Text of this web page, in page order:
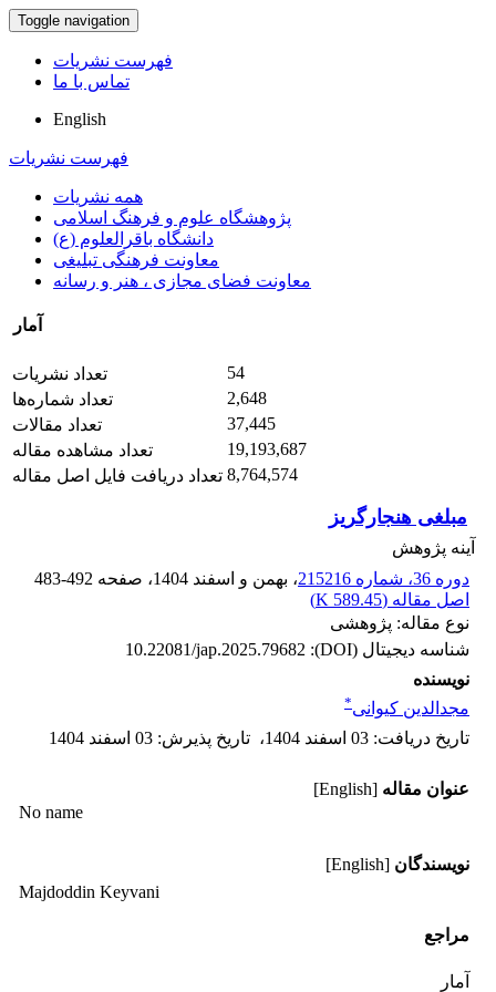
Toggle navigation
فهرست نشریات
تماس با ما
English
فهرست نشریات
همه نشریات
پژوهشگاه علوم و فرهنگ اسلامی
دانشگاه باقرالعلوم (ع)
معاونت فرهنگی تبلیغی
معاونت فضای مجازی ، هنر و رسانه
آمار
تعداد نشریات
54
تعداد شماره‌ها
2,648
تعداد مقالات
37,445
تعداد مشاهده مقاله
19,193,687
تعداد دریافت فایل اصل مقاله 8,764,574
مبلغی هنجارگریز
آینه پژوهش
دوره 36، شماره 215216
، بهمن و اسفند 1404 ، صفحه 483-492
اصل مقاله (589.45 K
)
نوع مقاله: پژوهشی
شناسه دیجیتال (DOI):
10.22081/jap.2025.79682
نویسنده
مجدالدین کیوانی*
تاریخ دریافت: 03 اسفند 1404 ، تاریخ پذیرش: 03 اسفند 1404
عنوان مقاله [English]
No name
نویسندگان [English]
Majdoddin Keyvani
مراجع
آمار